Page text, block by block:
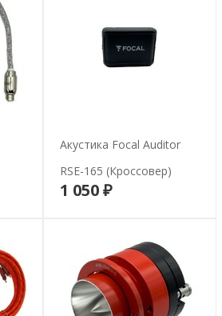
Акустика Focal Auditor
RSE-165 (кроссовер)
1 050 ₽В корзину